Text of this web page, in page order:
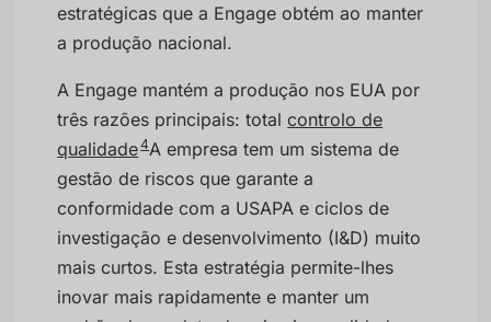
estratégicas que a Engage obtém ao manter
a produção nacional.
A Engage mantém a produção nos EUA por
três razões principais: totalcontrolo de
qualidade4A empresa tem um sistema de
gestão de riscos que garante a
conformidade com a USAPA e ciclos de
investigação e desenvolvimento (I&D) muito
mais curtos. Esta estratégia permite-lhes
inovar mais rapidamente e manter um